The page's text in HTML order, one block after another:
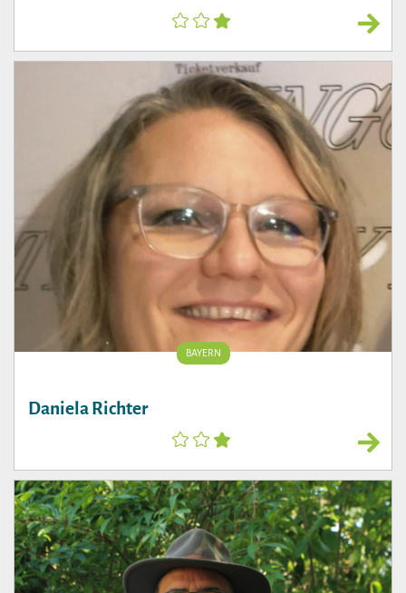
BAYERN
Daniela Richter